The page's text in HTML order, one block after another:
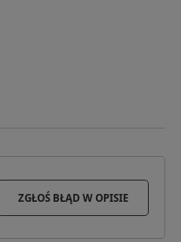
ZGŁOŚ BŁĄD W OPISIE